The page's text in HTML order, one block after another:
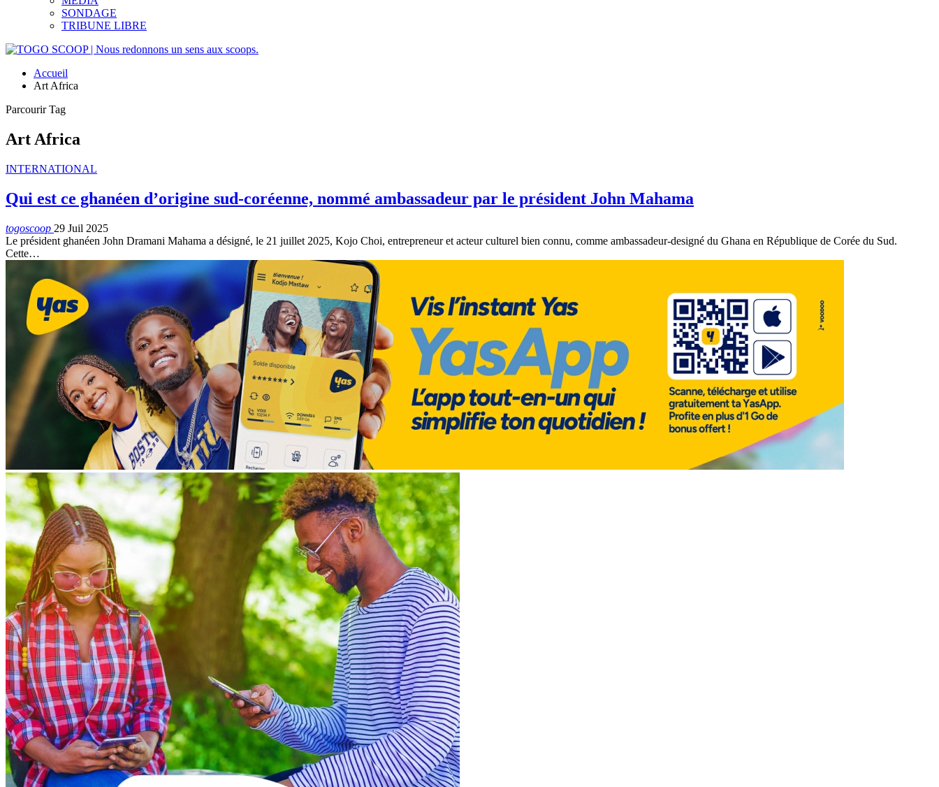
SONDAGE
TRIBUNE LIBRE
Accueil
Art Africa
Parcourir Tag
Art Africa
INTERNATIONAL
Qui est ce ghanéen d’origine sud-coréenne, nommé ambassadeur par le président John Mahama
togoscoop 29 Juil 2025
Le président ghanéen John Dramani Mahama a désigné, le 21 juillet 2025, Kojo Choi, entrepreneur et acteur culturel bien connu, comme ambassadeur-designé du Ghana en République de Corée du Sud.
Cette…